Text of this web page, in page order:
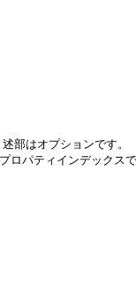
合のプロパティイン